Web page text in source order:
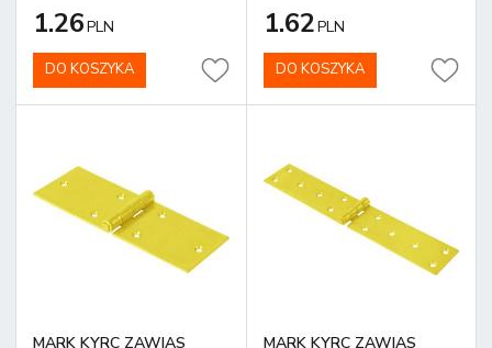
1.26PLN
DO KOSZYKA
1.62PLN
DO KOSZYKA
MARK KYRC ZAWIAS
MARK KYRC ZAWIAS